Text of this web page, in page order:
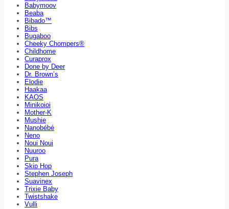
Babymoov
Beaba
Bibado™
Bibs
Bugaboo
Cheeky Chompers®
Childhome
Curaprox
Done by Deer
Dr. Brown’s
Elodie
Haakaa
KAOS
Minikoioi
Mother-K
Mushie
Nanobébé
Neno
Noui Noui
Nuuroo
Pura
Skip Hop
Stephen Joseph
Suavinex
Trixie Baby
Twistshake
Vulli